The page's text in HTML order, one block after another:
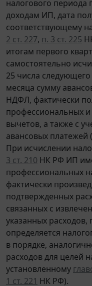
налогового периода
доходам ИП, дата
соответствующему
2 ст. 227, п. 3 ст. 225
итогам первого
самостоятельно
25 числа
месяца сумму
НДФЛ, фактически
профессиональных
вычетов, а также с
авансовых платежей (
При исчислении
3 ст. 210 НК РФ ИП
профессиональных
фактически
подтвержденных
связанных с
указанных
определяется
в порядке,
расходов для целей
установленному
1 ст. 221 НК РФ).